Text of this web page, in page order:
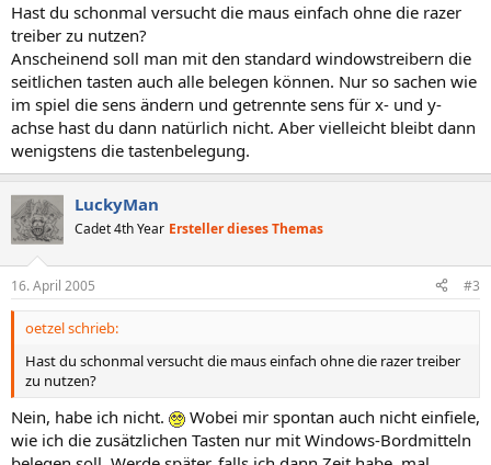
Hast du schonmal versucht die maus einfach ohne die razer
treiber zu nutzen?
Anscheinend soll man mit den standard windowstreibern die
seitlichen tasten auch alle belegen können. Nur so sachen wie
im spiel die sens ändern und getrennte sens für x- und y-
achse hast du dann natürlich nicht. Aber vielleicht bleibt dann
wenigstens die tastenbelegung.
LuckyMan
Cadet 4th Year Ersteller dieses Themas
16. April 2005 #3
oetzel schrieb:
Hast du schonmal versucht die maus einfach ohne die razer treiber
zu nutzen?
Nein, habe ich nicht.
Wobei mir spontan auch nicht einfiele,
wie ich die zusätzlichen Tasten nur mit Windows-Bordmitteln